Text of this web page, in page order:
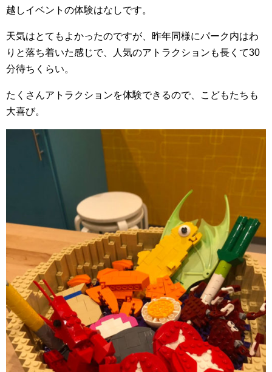
越しイベントの体験はなしです。
天気はとてもよかったのですが、昨年同様にパーク内はわ
りと落ち着いた感じで、人気のアトラクションも長くて30
分待ちくらい。
たくさんアトラクションを体験できるので、こどもたちも
大喜び。